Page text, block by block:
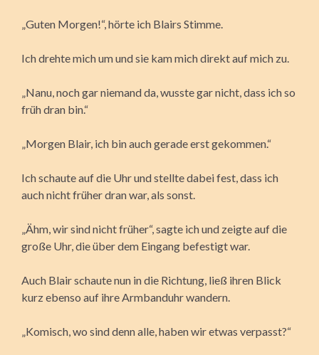
„Guten Morgen!“, hörte ich Blairs Stimme.
Ich drehte mich um und sie kam mich direkt auf mich zu.
„Nanu, noch gar niemand da, wusste gar nicht, dass ich so
früh dran bin.“
„Morgen Blair, ich bin auch gerade erst gekommen.“
Ich schaute auf die Uhr und stellte dabei fest, dass ich
auch nicht früher dran war, als sonst.
„Ähm, wir sind nicht früher“, sagte ich und zeigte auf die
große Uhr, die über dem Eingang befestigt war.
Auch Blair schaute nun in die Richtung, ließ ihren Blick
kurz ebenso auf ihre Armbanduhr wandern.
„Komisch, wo sind denn alle, haben wir etwas verpasst?“